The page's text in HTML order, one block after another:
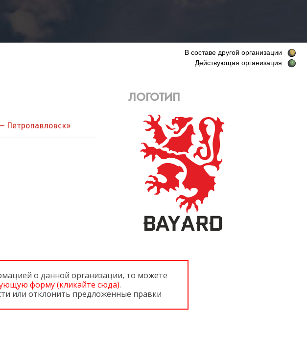
В составе другой организации
Действующая организация
ЛОГОТИП
Петропавловск»‎
о данной организации, то можете
форму (кликайте сюда).
или отклонить предложенные правки